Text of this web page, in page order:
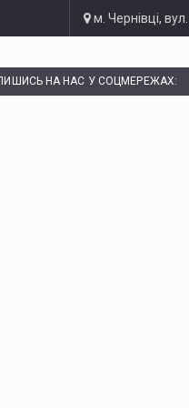
м. Чернівці,
НА НАС У СОЦМЕРЕЖАХ: